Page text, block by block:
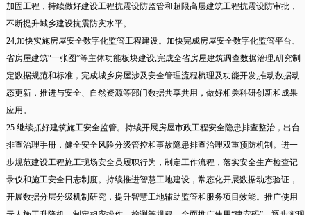
加固工程，持续做好建设工程抗震设防监管和超限高层建筑工程抗震设防审批，
不断提升城乡建设抗震防灾水平。
24,加快实施房屋安全数字化监管工程建设。加快完成房屋安全数字化监管平台、
省房屋建筑“一张图”等主体功能板块建设,完成全省房屋建筑调查数据治理,研究制
定数据规范和标准，完成城乡房屋涉及安全管理流程梳理及功能开发,推动数据动
态更新，推进与安全、自然资源等部门数据共享共用，做好相关科研创新和成果
应用。
25.继续抓好建筑施工安全监管。持续开展房屋市政工程安全隐患排查整治，出台
排查治理手册，健全安全风险分级管控和事故隐患排查治理双重预防机制。进一
步规范建设工程施工现场安全员履职行为，制定工作流程，落实安全生产检查记
录仪和施工安全日志制度。持续推进智慧工地建设，常态化开展数据动态验证，
开展数据分层分级机制研究，提升智慧工地辅助监管和服务项目效能。推广使用